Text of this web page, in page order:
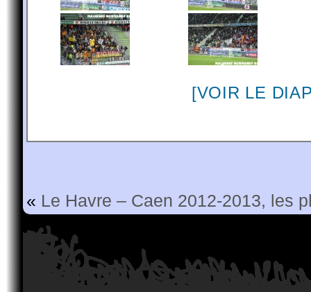
[VOIR LE
« Le Havre – Caen 2012-2013, les